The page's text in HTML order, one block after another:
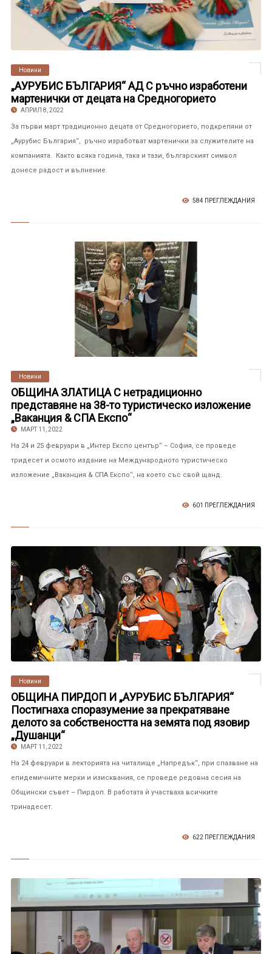
Новини
„АУРУБИС БЪЛГАРИЯ“ АД С ръчно изработени
мартенички от децата на Средногорието
АПРИЛ 8, 2022
За първи март традиционно децата от Средногорието, подкрепяни от
„Аурубис България“, ръчно изработват мартенички за служителите на
компанията. Както всяка година, така и тази, българският символ
донесе радост и вълнение.
584 ПРЕГЛЕЖДАНИЯ
Новини
ОБЩИНА ЗЛАТИЦА С нетрадиционно
представяне на 38-то туристическо изложение
„Ваканция & СПА Експо“
МАРТ 11, 2022
На 24 и 25 февруари в „Интер Експо център“ – София, се проведе
тридесет и осмото издание на Международното туристическо
изложение „Ваканция & СПА Експо“, на което със свой щанд.
601 ПРЕГЛЕЖДАНИЯ
Новини
ОБЩИНА ПИРДОП И „АУРУБИС БЪЛГАРИЯ“
Постигнаха споразумение за прекратяване
делото за собствеността на земята под язовир
„Душанци“
МАРТ 11, 2022
На 24 февруари в лекторията на читалище „Напредък“, при спазване на
епидемичните мерки и изисквания, се проведе редовна сесия на
Общински съвет – Пирдоп. В работата ѝ участваха всичките
тринадесет.
622 ПРЕГЛЕЖДАНИЯ